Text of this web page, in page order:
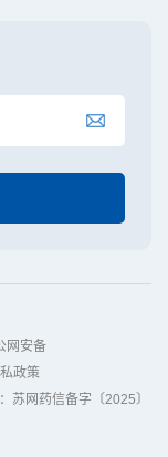
网安备
政策
苏网药信备字〔2025〕